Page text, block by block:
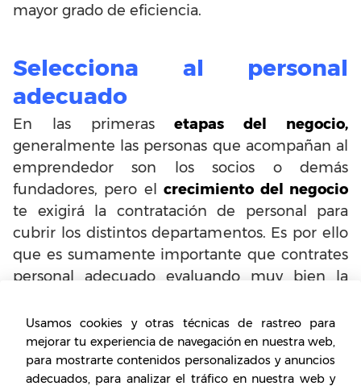
mayor grado de eficiencia.
Selecciona al personal
adecuado
En las primerasetapas del negocio,
generalmente las personas que acompañan al
emprendedor son los socios o demás
fundadores, pero elcrecimiento del negocio
te exigirá la contratación de personal para
cubrir los distintos departamentos. Es por ello
que es sumamente importante que contrates
personal adecuado evaluando muy bien la
en especial en este primer momento donde
no podrás desperdiciar recursos, sino contar
con expertos.
Usamos cookies y otras técnicas de rastreo para
mejorar tu experiencia de navegación en nuestra web,
para mostrarte contenidos personalizados y anuncios
adecuados, para analizar el tráfico en nuestra web y